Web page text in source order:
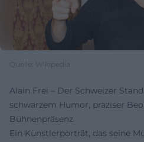
Quelle: Wikipedia
Alain Frei – Der Schweizer
schwarzem Humor, präziser
Bühnenpräsenz
Ein Künstlerporträt, das seine